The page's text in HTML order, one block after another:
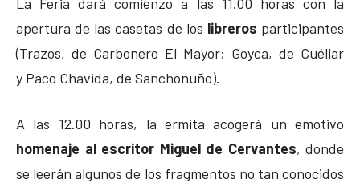
apertura de las casetas de los libreros participantes
(Trazos, de Carbonero El Mayor; Goyca, de Cuéllar
y Paco Chavida, de Sanchonuño).
A las 12.00 horas, la ermita acogerá un emotivo
homenaje al escritor Miguel de Cervantes, donde
se leerán algunos de los fragmentos no tan conocidos